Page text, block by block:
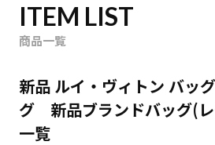
ITEM LIST
商品一覧
新品 ルイ・ヴィトン バッ
グ 新品ブランドバッグ(
一覧